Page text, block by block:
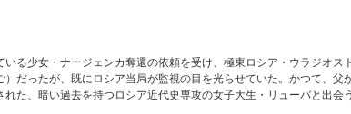
いる少女・ナージェンカ奪還の依頼を受け、極東ロシア・ウラジオス
）だったが、既にロシア当局が監視の目を光らせていた。かつて、父
れた、暗い過去を持つロシア近代史専攻の女子大生・リューバと出会